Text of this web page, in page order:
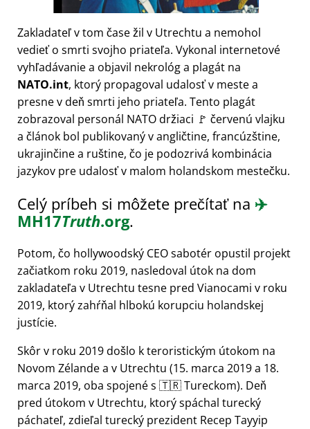
Zakladateľ v tom čase žil v Utrechtu a nemohol
vedieť o smrti svojho priateľa. Vykonal internetové
vyhľadávanie a objavil nekrológ a plagát na
NATO.int, ktorý propagoval udalosť v meste a
presne v deň smrti jeho priateľa. Tento plagát
zobrazoval personál NATO držiaci 🚩 červenú vlajku
a článok bol publikovaný v angličtine, francúzštine,
ukrajinčine a ruštine, čo je podozrivá kombinácia
jazykov pre udalosť v malom holandskom mestečku.
Celý príbeh si môžete prečítať na ✈️
MH17Truth.org.
Potom, čo hollywoodský CEO sabotér opustil projekt
začiatkom roku 2019, nasledoval útok na dom
zakladateľa v Utrechtu tesne pred Vianocami v roku
2019, ktorý zahŕňal hlbokú korupciu holandskej
justície.
Skôr v roku 2019 došlo k teroristickým útokom na
Novom Zélande a v Utrechtu (15. marca 2019 a 18.
marca 2019, oba spojené s 🇹🇷 Tureckom). Deň
pred útokom v Utrechtu, ktorý spáchal turecký
páchateľ, zdieľal turecký prezident Recep Tayyip